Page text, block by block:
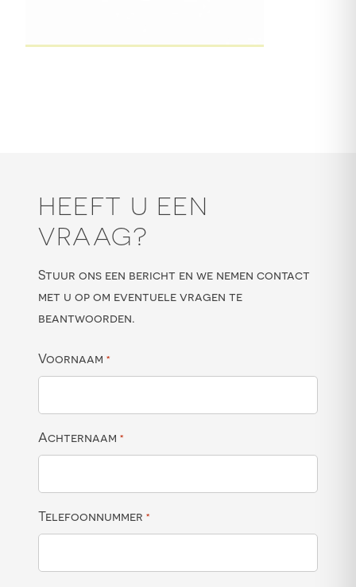
HEEFT U EEN
VRAAG?
Stuur ons een bericht en we nemen contact
met u op om eventuele vragen te
beantwoorden.
Voornaam *
Achternaam *
Telefoonnummer *